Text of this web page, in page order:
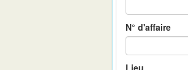
N° d'affaire
Lieu